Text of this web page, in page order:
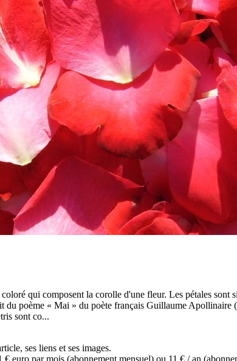
qui composent la corolle d'une fleur. Les pétales sont
poème « Mai » du poète français Guillaume Apollinaire
sont co...
ses liens et ses images.
euro par mois (abonnement mensuel) ou 11 € / an